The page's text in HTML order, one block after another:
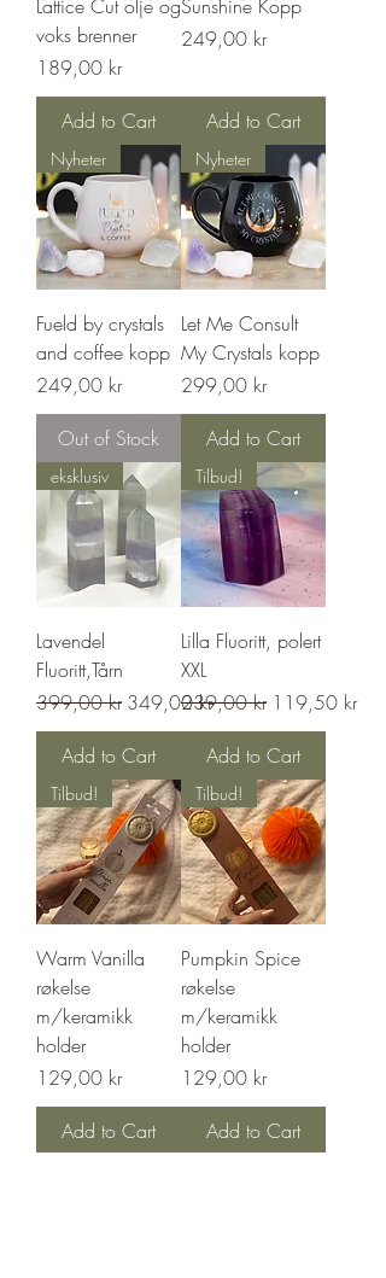
Lattice Cut olje og
voks brenner
Price
189,00 kr
Add to Cart
Sunshine Kopp
Price
249,00 kr
Add to Cart
Nyheter
Fueld by crystals
and coffee kopp
Price
249,00 kr
Out of Stock
Nyheter
Let Me Consult
My Crystals kopp
Price
299,00 kr
Add to Cart
eksklusiv
Lavendel
Fluoritt,Tårn
Regular Price
399,00 kr Sale Price
349,00 kr
Add to Cart
Tilbud!
Lilla Fluoritt, polert
XXL
Regular Price
239,00 kr Sale Price
119,50 kr
Add to Cart
Tilbud!
Warm Vanilla
røkelse
m/keramikk
holder
Price
129,00 kr
Add to Cart
Tilbud!
Pumpkin Spice
røkelse
m/keramikk
holder
Price
129,00 kr
Add to Cart